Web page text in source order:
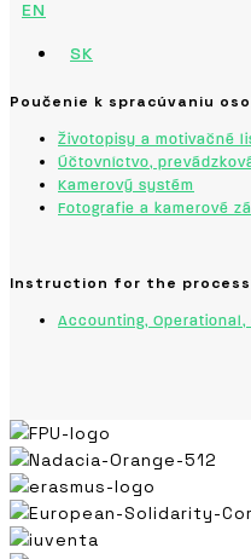
EN
SK
Poučenie k spracúvaniu
Životopisy a motivačné
Účtovníctvo,
Kamerový systém
Fotografie a kamerové
Instruction for the
Accounting,